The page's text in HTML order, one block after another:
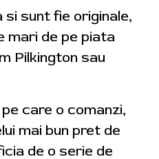
sunt fie originale,
mari de pe piata
Pilkington sau
care o comanzi,
mai bun pret de
de o serie de